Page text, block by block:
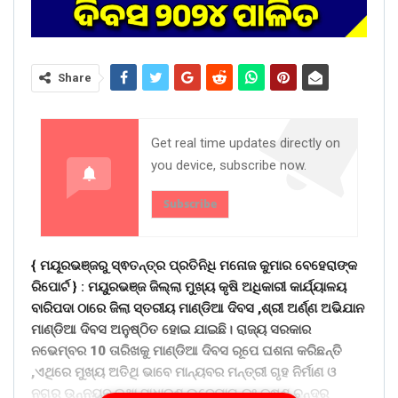
Share
Get real time updates directly on
you device, subscribe now.
Subscribe
{ ମୟୂରଭଞ୍ଜରୁ ସ୍ଵତନ୍ତ୍ର ପ୍ରତିନିଧି ମନୋଜ କୁମାର ବେହେରାଙ୍କ
ରିପୋର୍ଟ } : ମୟୁରଭଞ୍ଜ ଜିଲ୍ଲା ମୁଖ୍ୟ କୃଷି ଅଧିକାରୀ କାର୍ଯ୍ୟାଳୟ
ବାରିପଦା ଠାରେ ଜିଲା ସ୍ତରୀୟ ମାଣ୍ଡିଆ ଦିବସ ,ଶ୍ରୀ ଅର୍ଣ୍ଣ ଅଭିଯାନ
ମାଣ୍ଡିଆ ଦିବସ ଅନୁଷ୍ଠିତ ହୋଇ ଯାଇଛି। ରାଜ୍ୟ ସରକାର
ନଭେମ୍ବର 10 ତାରିଖକୁ ମାଣ୍ଡିଆ ଦିବସ ରୂପେ ଘଶନା କରିଛନ୍ତି
,ଏଥିରେ ମୁଖ୍ୟ ଅତିଥି ଭାବେ ମାନ୍ୟବର ମନ୍ତ୍ରୀ ଗୃହ ନିର୍ମାଣ ଓ
ନଗର ଉନ୍ନୟନ ତଥା ସାଧାରଣ ଉଦ୍ୟୋଗ ଡଃ କୃଷ୍ଣ ଚନ୍ଦ୍ର